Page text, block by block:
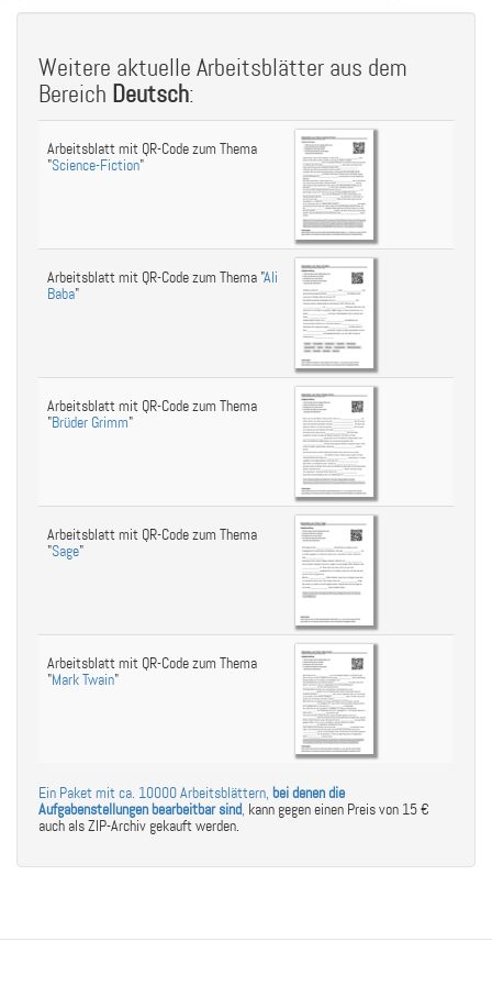
Weitere aktuelle Arbeitsblätter aus dem
Bereich Deutsch:
Arbeitsblatt mit QR-Code zum Thema
"Science-Fiction"
Arbeitsblatt mit QR-Code zum Thema "Ali
Baba"
Arbeitsblatt mit QR-Code zum Thema
"Brüder Grimm"
Arbeitsblatt mit QR-Code zum Thema
"Sage"
Arbeitsblatt mit QR-Code zum Thema
"Mark Twain"
Ein Paket mit ca. 10000 Arbeitsblättern, bei denen die
Aufgabenstellungen bearbeitbar sind, kann gegen einen Preis von 15 €
auch als ZIP-Archiv gekauft werden.